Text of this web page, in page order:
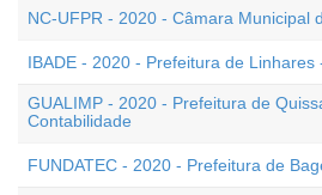
NC-UFPR - 2020 - Câmara Municipal
IBADE - 2020 - Prefeitura de Linhares
GUALIMP - 2020 - Prefeitura de
Contabilidade
FUNDATEC - 2020 - Prefeitura de